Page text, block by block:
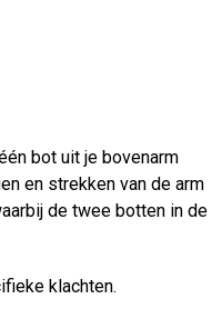
bot uit je bovenarm
en strekken van de arm
de twee botten in de
klachten.